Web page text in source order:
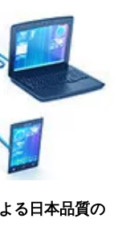
る日本品質の